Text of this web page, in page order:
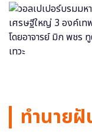
ทำนาย